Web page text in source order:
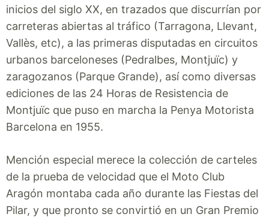
inicios del siglo XX, en trazados que discurrían por
carreteras abiertas al tráfico (Tarragona, Llevant,
Vallès, etc), a las primeras disputadas en circuitos
urbanos barceloneses (Pedralbes, Montjuïc) y
zaragozanos (Parque Grande), así como diversas
ediciones de las 24 Horas de Resistencia de
Montjuïc que puso en marcha la Penya Motorista
Barcelona en 1955.
Mención especial merece la colección de carteles
de la prueba de velocidad que el Moto Club
Aragón montaba cada año durante las Fiestas del
Pilar, y que pronto se convirtió en un Gran Premio